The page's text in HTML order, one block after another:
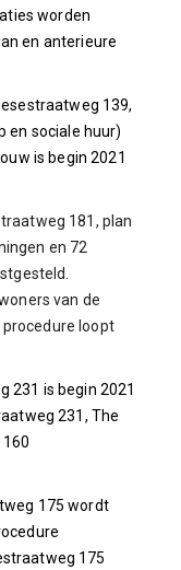
worden
en anterieure
139,
en sociale huur)
is begin 2021
181, plan
en 72
van de
procedure loopt
231 is begin 2021
231, The
175 wordt
175